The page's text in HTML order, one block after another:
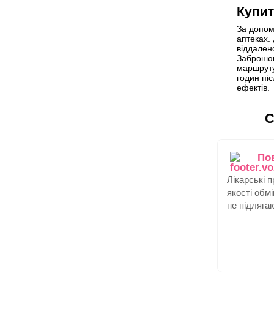
За
аптеках.
годин
ефектів.
Лікарські
якості
не